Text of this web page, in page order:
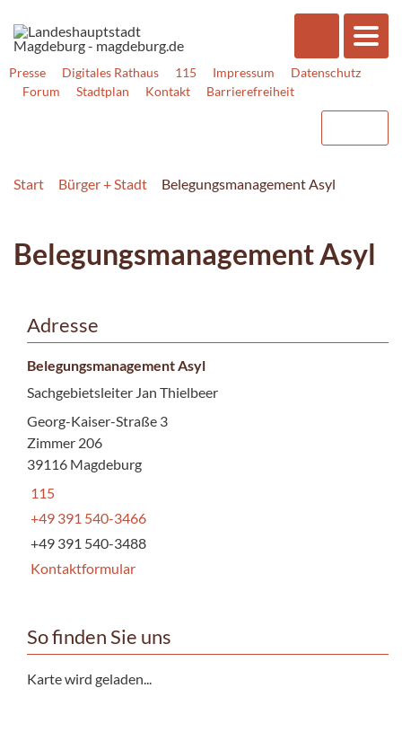
Presse Digitales Rathaus 115 Impressum
Datenschutz
Forum
Stadtplan Kontakt Barrierefreiheit
Start Bürger + Stadt Belegungsmanagement Asyl
Belegungsmanagement Asyl
Adresse
Belegungsmanagement Asyl
Sachgebietsleiter Jan Thielbeer
Georg-Kaiser-Straße 3
Zimmer 206
39116 Magdeburg
115
+49 391 540-3466
+49 391 540-3488
Kontaktformular
So finden Sie uns
Karte wird geladen...